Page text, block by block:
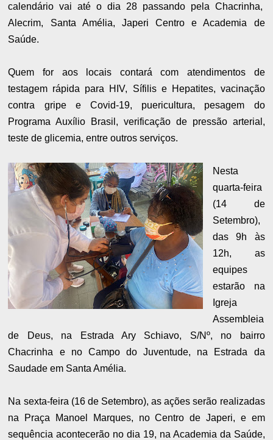
calendário vai até o dia 28 passando pela Chacrinha,
Alecrim, Santa Amélia, Japeri Centro e Academia de
Saúde.
Quem for aos locais contará com atendimentos de
testagem rápida para HIV, Sífilis e Hepatites, vacinação
contra gripe e Covid-19, puericultura, pesagem do
Programa Auxílio Brasil, verificação de pressão arterial,
teste de glicemia, entre outros serviços.
Nesta
quarta-feira
(14 de
Setembro),
das 9h às
12h, as
equipes
estarão na
Igreja
Assembleia
de Deus, na Estrada Ary Schiavo, S/Nº, no bairro
Chacrinha e no Campo do Juventude, na Estrada da
Saudade em Santa Amélia.
Na sexta-feira (16 de Setembro), as ações serão realizadas
na Praça Manoel Marques, no Centro de Japeri, e em
sequência acontecerão no dia 19, na Academia da Saúde,